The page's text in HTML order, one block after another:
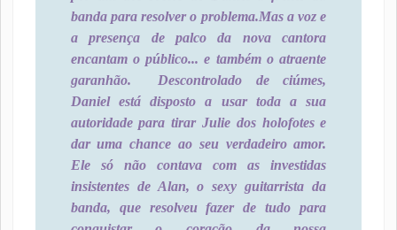
banda para resolver o problema.Mas a voz e
a presença de palco da nova cantora
encantam o público... e também o atraente
garanhão. Descontrolado de ciúmes,
Daniel está disposto a usar toda a sua
autoridade para tirar Julie dos holofotes e
dar uma chance ao seu verdadeiro amor.
Ele só não contava com as investidas
insistentes de Alan, o sexy guitarrista da
banda, que resolveu fazer de tudo para